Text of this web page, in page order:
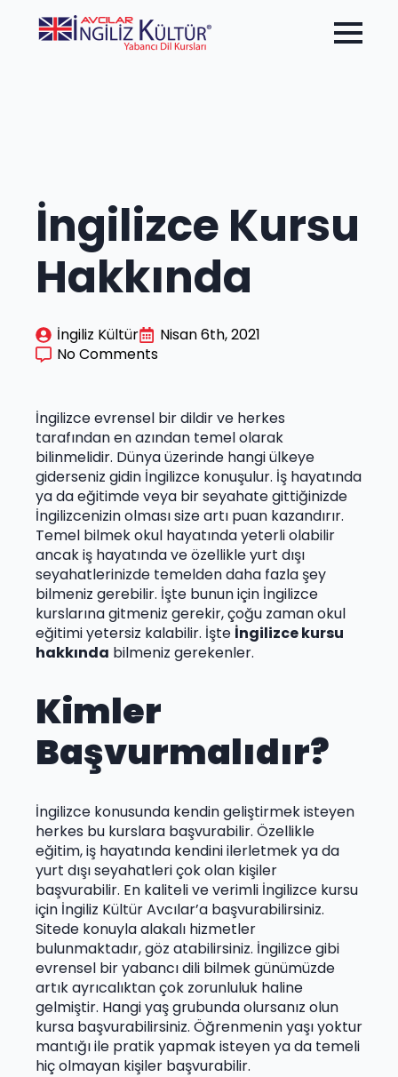
İngilizce Kursu
Hakkında
İngiliz Kültür
Nisan 6th, 2021
No Comments
İngilizce evrensel bir dildir ve herkes
tarafından en azından temel olarak
bilinmelidir. Dünya üzerinde hangi ülkeye
giderseniz gidin İngilizce konuşulur. İş hayatında
ya da eğitimde veya bir seyahate gittiğinizde
İngilizcenizin olması size artı puan kazandırır.
Temel bilmek okul hayatında yeterli olabilir
ancak iş hayatında ve özellikle yurt dışı
seyahatlerinizde temelden daha fazla şey
bilmeniz gerebilir. İşte bunun için İngilizce
kurslarına gitmeniz gerekir, çoğu zaman okul
eğitimi yetersiz kalabilir. İşte İngilizce kursu
hakkında bilmeniz gerekenler.
Kimler
Başvurmalıdır?
İngilizce konusunda kendin geliştirmek isteyen
herkes bu kurslara başvurabilir. Özellikle
eğitim, iş hayatında kendini ilerletmek ya da
yurt dışı seyahatleri çok olan kişiler
başvurabilir. En kaliteli ve verimli İngilizce kursu
için İngiliz Kültür Avcılar’a başvurabilirsiniz.
Sitede konuyla alakalı hizmetler
bulunmaktadır, göz atabilirsiniz. İngilizce gibi
evrensel bir yabancı dili bilmek günümüzde
artık ayrıcalıktan çok zorunluluk haline
gelmiştir. Hangi yaş grubunda olursanız olun
kursa başvurabilirsiniz. Öğrenmenin yaşı yoktur
mantığı ile pratik yapmak isteyen ya da temeli
hiç olmayan kişiler başvurabilir.